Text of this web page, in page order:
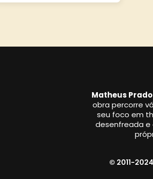
Matheus Prado
obra percorre
seu foco em
desenfreada e
© 2011-